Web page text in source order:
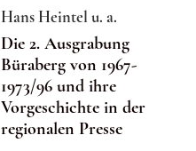
Hans Heintel u. a.
Die 2. Ausgrabung
Büraberg von 1967-
1973/96 und ihre
Vorgeschichte in der
regionalen Presse